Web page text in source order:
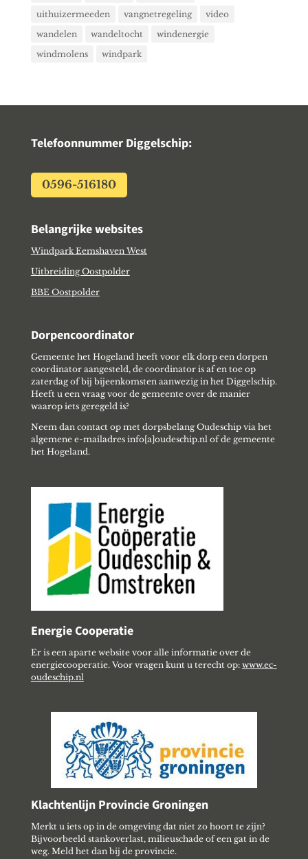
uithuizermeeden
vangnetregeling
video
wandelen
wandeltocht
windenergie
windmolens
windpark
Telefoonnummer Diggelschip:
0596-516180
Belangrijke websites
Windpark Eemshaven West
Uitbreiding Oostpolder
BBE Oostpolder
Dorpencoordinator
Gemeente het Hogeland heeft voor elk dorp een dorpen
coordinator aangesteld, de coordinator is af en toe op
zaterdag of bij bijeenkomsten aanwezig in het Diggelschip.
Heeft u een vraag voor de gemeente over de manier
waarop iets geregeld is?
Neem dan contact op met dorpsbelang Oudeschip via het
algemene e-mailadres info[a]oudeschip.nl of de gemeente
het Hogeland.
Energie Cooperatie
Er is een aparte website voor alle informatie over de
energiecooperatie. Voor vragen kunt u terecht op: www.ec-
oudeschip.nl
Klachtenlijn Provincie Groningen
Merkt u iets op in de omgeving dat niet zo hoort te zijn?
Bijvoorbeeld stankoverlast, milieuschade of een gat in de
weg. Meld het dan bij de provincie.